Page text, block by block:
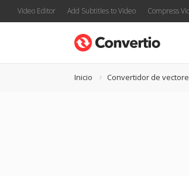
Video Editor Add Subtitles to Video Compress
Inicio Convertidor de